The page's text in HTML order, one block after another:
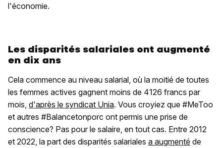
l'économie.
Les disparités salariales ont augmenté
en dix ans
Cela commence au niveau salarial, où la moitié de toutes
les femmes actives gagnent moins de 4126 francs par
mois, d'après le syndicat Unia. Vous croyiez que #MeToo
et autres #Balancetonporc ont permis une prise de
conscience? Pas pour le salaire, en tout cas. Entre 2012
et 2022, la part des disparités salariales a augmenté de